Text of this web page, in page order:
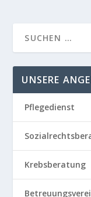
UNSERE
Pflegedienst
Krebsberatung